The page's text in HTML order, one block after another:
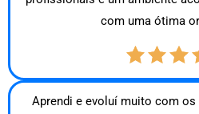
com uma ótima
Aprendi e evoluí muito com